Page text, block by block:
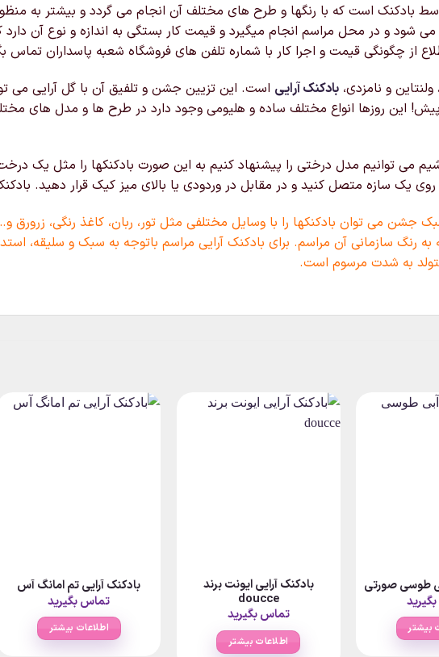
بادکنک است که با رنگها و طرح های مختلف آن انجام می گردد و بیشتر به
می شود و در محل مراسم انجام میگیرد و قیمت کار بستگی به اندازه و نوع آن
از چگونگی قیمت و اجرا کار با شماره تلفن های فروشگاه شعبه پاسداران تماس
و نامزدی، بادکنک آرایی است. این تزیین جشن و تلفیق آن با گل آرایی می
این روزها انواع مختلف ساده و هلیومی وجود دارد در طرح ها و مدل های
می توانیم مدل درختی را پیشنهاد کنیم به این صورت بادکنکها را مثل یک
یک سازه متصل کنید و در مقابل در وردودی یا بالای میز کیک قرار دهید.
جشن می توان بادکنکها را با وسایل مختلفی مثل تور، ربان، کاغذ رنگی،
رنگ سازمانی آن مراسم. برای بادکنک آرایی مراسم باتوجه به سبک و سلیقه،
به شدت مرسوم است.
طوسی صورتی
بیشتر
بادکنک آرایی ایونت برند
doucce
تماس بگیرید
اطلاعات بیشتر
بادکنک آرایی تم امانگ آس
تماس بگیرید
اطلاعات بیشتر